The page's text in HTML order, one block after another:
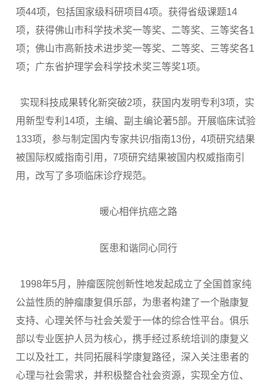
项44项，包括国家级科研项目4项。获得省级课题14
项，获得佛山市科学技术奖一等奖、二等奖、三等奖各1
项；佛山市高新技术进步奖一等奖、二等奖、三等奖各1
项；广东省护理学会科学技术奖三等奖1项。
实现科技成果转化新突破2项，获国内发明专利3项，实
用新型专利14项，主编、副主编论著5部。开展临床试验
133项，参与制定国内专家共识/指南13份，4项研究结果
被国际权威指南引用，7项研究结果被国内权威指南引
用，改写了多项临床诊疗规范。
暖心相伴抗癌之路
医患和谐同心同行
1998年5月，肿瘤医院创新性地发起成立了全国首家纯
公益性质的肿瘤康复俱乐部，为患者构建了一个融康复
支持、心理关怀与社会关爱于一体的综合性平台。俱乐
部以专业医护人员为核心，携手经过系统培训的康复义
工以及社工，共同拓展科学康复路径，深入关注患者的
心理与社会需求，并积极整合社会资源，实现全方位、